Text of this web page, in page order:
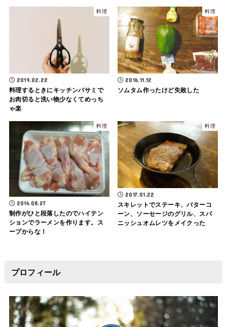
料理
2019.02.22
料理するときにキッチンバサミで
お肉切ると洗い物少なくてめっち
ゃ楽
料理
2016.11.12
ソムタム作ったけど失敗した
料理
2014.08.27
制作がひと段落したのでハイテン
ションでラーメンを作ります。ス
ープからな！
料理
2017.01.22
スキレットでステーキ、バターコ
ーン、ソーセージのグリル、スパ
ニッシュオムレツをメイクった
プロフィール